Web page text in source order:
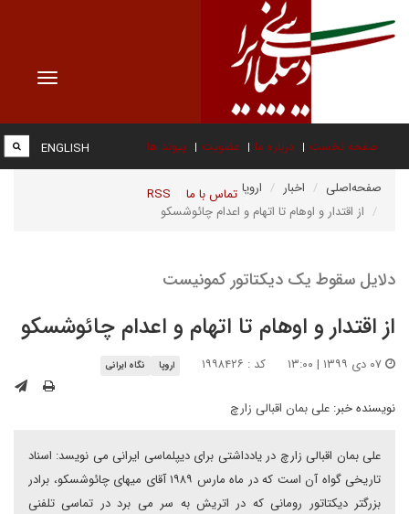
Toggle
صفحه نخست درباره ما عضویت پیوند ها
تماس با ما RSS
ENGLISH
صفحه‌اصلی اخبار
اروپا
از اقتدار و اوهام تا اتهام و اعدام چائوشسکو
دلایل سقوط یک دیکتاتور کمونیست
از اقتدار و اوهام تا اتهام و اعدام چائوشسکو
کد : ۱۹۹۸۴۲۶ اروپا نگاه ایرانی
نویسنده خبر: علی بمان اقبالی زارچ
علی بمان اقبالی زارچ در یادداشتی برای دیپلماسی ایرانی می نویسد: اسناد
تاریخی گواه آن است که در ماه مارس ۱۹۸۹ آقای میهای چائوشسکو، برادر
بزرگتر دیکتاتور رومانی که در اتریش به سر می برد در تماسی تلفنی